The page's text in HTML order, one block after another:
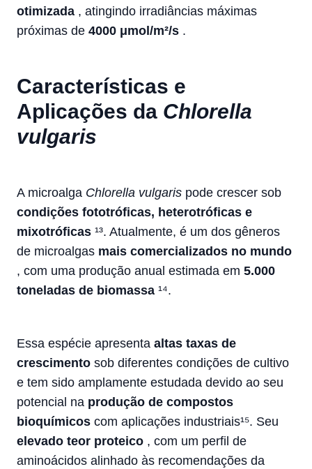
otimizada , atingindo irradiâncias máximas
próximas de 4000 μmol/m²/s .
Características e
Aplicações da Chlorella
vulgaris
A microalga Chlorella vulgaris pode crescer sob
condições fototróficas, heterotróficas e
mixotróficas ¹³. Atualmente, é um dos gêneros
de microalgas mais comercializados no mundo
, com uma produção anual estimada em 5.000
toneladas de biomassa ¹⁴.
Essa espécie apresenta altas taxas de
crescimento sob diferentes condições de cultivo
e tem sido amplamente estudada devido ao seu
potencial na produção de compostos
bioquímicos com aplicações industriais¹⁵. Seu
elevado teor proteico , com um perfil de
aminoácidos alinhado às recomendações da